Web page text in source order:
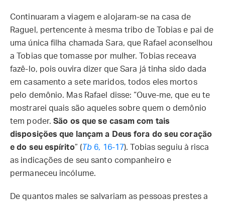
Continuaram a viagem e alojaram-se na casa de
Raguel, pertencente à mesma tribo de Tobias e pai de
uma única filha chamada Sara, que Rafael aconselhou
a Tobias que tomasse por mulher. Tobias receava
fazê-lo, pois ouvira dizer que Sara já tinha sido dada
em casamento a sete maridos, todos eles mortos
pelo demônio. Mas Rafael disse: “Ouve-me, que eu te
mostrarei quais são aqueles sobre quem o demônio
tem poder.São os que se casam com tais
disposições que lançam a Deus fora do seu coração
e do seu espírito” (Tb 6, 16-17). Tobias seguiu à risca
as indicações de seu santo companheiro e
permaneceu incólume.
De quantos males se salvariam as pessoas prestes a